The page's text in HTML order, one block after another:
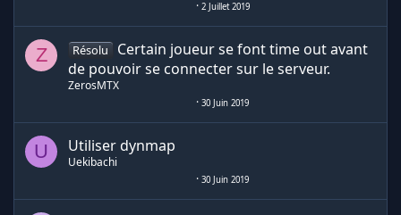
2 Juillet 2019
Z Résolu
Certain joueur se font time out avant
de pouvoir se connecter sur le serveur.
ZerosMTX
30 Juin 2019
U Utiliser dynmap
Uekibachi
30 Juin 2019